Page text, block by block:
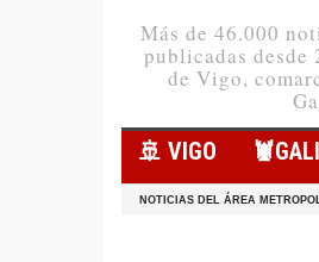
Más de 46.000
publicadas desde
de Vigo,
🚢 VIGO
NOTICIAS DEL ÁREA